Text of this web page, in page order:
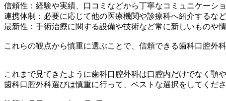
信頼性：経験や実績、口コミなどから丁寧なコミュニケーシ
連携体制：必要に応じて他の医療機関や診療科へ紹介するな
最新性：手術治療に関する設備や技術など常に新しいものや
これらの観点から慎重に選ぶことで、信頼できる歯科口腔外
これまで見てきたように歯科口腔外科は口腔内だけでなく顎
歯科口腔外科選びは慎重に行って、ベストな選択をしてくださ